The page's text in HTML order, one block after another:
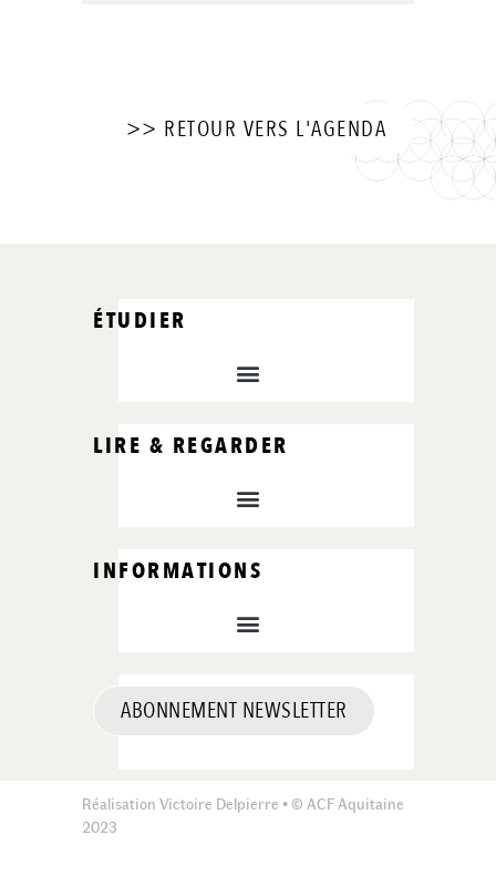
>> RETOUR VERS L'AGENDA
ÉTUDIER
LIRE & REGARDER
INFORMATIONS
ABONNEMENT NEWSLETTER
Réalisation Victoire Delpierre • © ACF Aquitaine
2023